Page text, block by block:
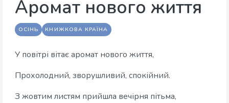
Аромат нового життя
ОСІНЬ КНИЖКОВА КРАЇНА
У повітрі вітає аромат нового життя,
Прохолодний, зворушливий, спокійний.
З жовтим листям прийшла вечірня пітьма,